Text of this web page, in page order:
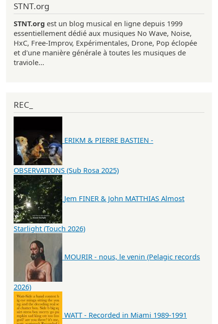
STNT.org
STNT.org est un blog musical en ligne depuis 1999
essentiellement dédié aux musiques No Wave, Noise,
HxC, Free-Improv, Expérimentales, Drone, Pop éclopée
et d'une manière générale à toutes les musiques de
traviole...
REC_
ERIKM & PIERRE BASTIEN -
OBSERVATIONS (Sub Rosa 2025)
Jem FINER & John MATTHIAS Almost
Starlight (Touch 2026)
MOURIR - nous, le venin (Pelagic records
2026)
WATT - Recorded in Miami 1989-1991